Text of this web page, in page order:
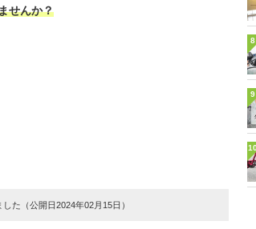
せんか？
た（公開日2024年02月15日）
8
9